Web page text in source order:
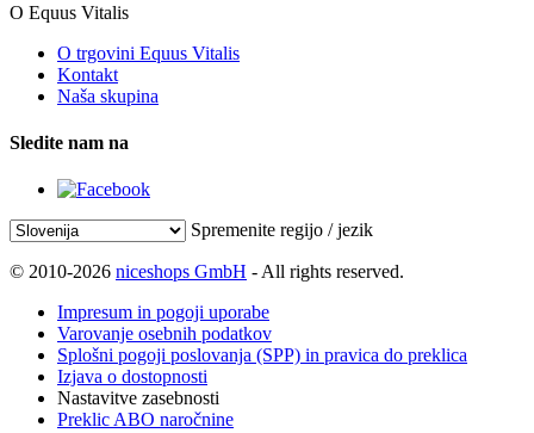
O Equus Vitalis
O trgovini Equus Vitalis
Kontakt
Naša skupina
Sledite nam na
Spremenite regijo / jezik
© 2010-2026 niceshops GmbH - All rights reserved.
Impresum in pogoji uporabe
Varovanje osebnih podatkov
Splošni pogoji poslovanja (SPP) in pravica do preklica
Izjava o dostopnosti
Nastavitve zasebnosti
Preklic ABO naročnine